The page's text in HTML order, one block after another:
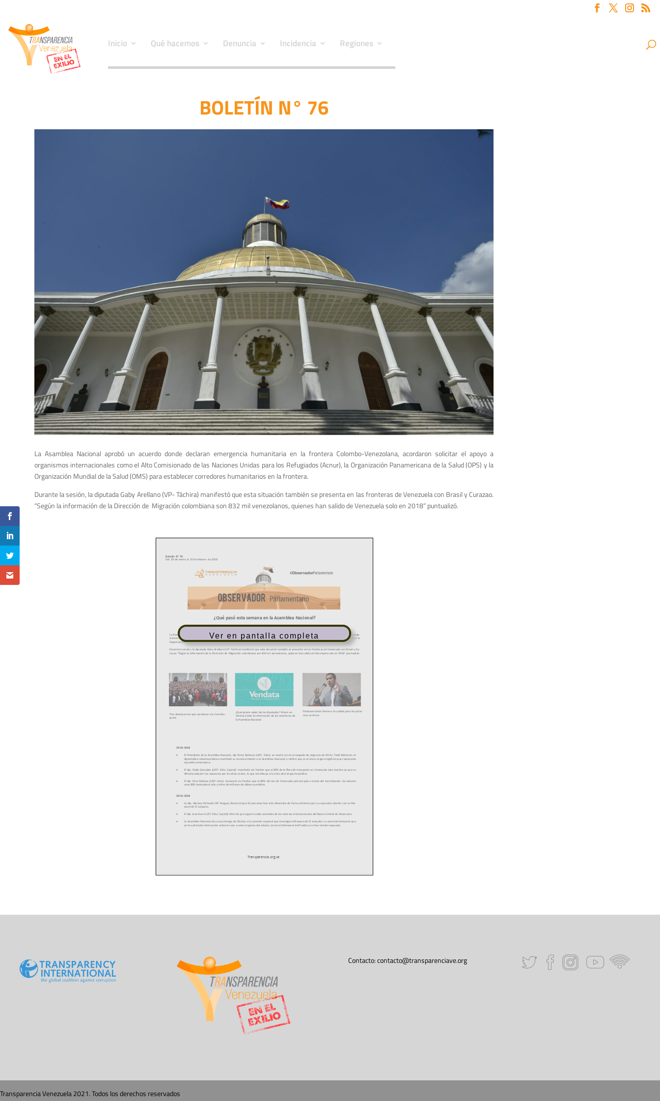
Inicio Qué hacemos Denuncia Incidencia Regiones
BOLETÍN N° 76
La Asamblea Nacional aprobó un acuerdo donde declaran emergencia humanitaria en la frontera Colombo-Venezolana, acordaron solicitar el apoyo a
organismos internacionales como el Alto Comisionado de las Naciones Unidas para los Refugiados (Acnur), la Organización Panamericana de la Salud (OPS) y la
Organización Mundial de la Salud (OMS) para establecer corredores humanitarios en la frontera.
Durante la sesión, la diputada Gaby Arellano (VP- Táchira) manifestó que esta situación también se presenta en las fronteras de Venezuela con Brasil y Curazao.
“Según la información de la Dirección de Migración colombiana son 832 mil venezolanos, quienes han salido de Venezuela solo en 2018” puntualizó.
Ver en pantalla completa
Contacto:contacto@transparenciave.org
Transparencia Venezuela 2021. Todos los derechos reservados